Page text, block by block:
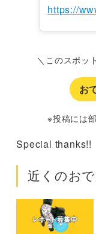
https://
＼このスポッ
お
※投稿には
Special thanks!!
近くのお